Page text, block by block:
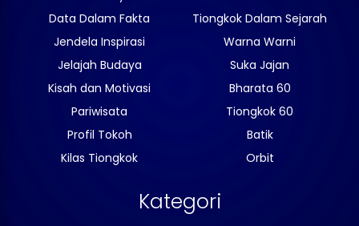
Data Dalam Fakta
Jendela Inspirasi
Jelajah Budaya
Kisah dan Motivasi
Pariwisata
Profil Tokoh
Kilas Tiongkok
Tiongkok Dalam Sejarah
Warna Warni
Suka Jajan
Bharata 60
Tiongkok 60
Batik
Orbit
Kategori